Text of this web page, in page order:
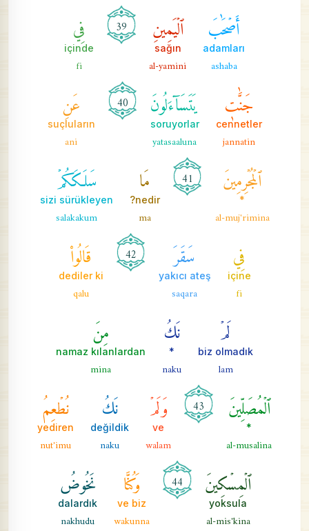
أَصۡحَٰبَ
adamları
ashaba
ٱلۡيَمِينِ
sağın
al-yamini
39 فِي
içinde
fi
جَنَّٰتٖ
cennetler
jannatin
يَتَسَآءَلُونَ
soruyorlar
yatasaaluna
40 عَنِ
suçluların
ani
ٱلۡمُجۡرِمِينَ
*
al-muj'rimina
41 مَا
nedir?
ma
سَلَكَكُمۡ
sizi sürükleyen
salakakum
فِي
içine
fi
سَقَرَ
yakıcı ateş
saqara
42 قَالُواْ
dediler ki
qalu
لَمۡ
biz olmadık
lam
نَكُ
*
naku
مِنَ
namaz kılanlardan
mina
ٱلۡمُصَلِّينَ
*
al-musalina
43 وَلَمۡ
ve
walam
نَكُ
değildik
naku
نُطۡعِمُ
yediren
nut'imu
ٱلۡمِسۡكِينَ
yoksula
al-mis'kina
44 وَكُنَّا
ve biz
wakunna
نَخُوضُ
dalardık
nakhudu